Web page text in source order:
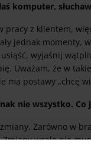
komputer,
pracy z klientem,
jednak momenty,
wyjaśnij
Uważam, że w
ma postawy „chcę
nie wszystko.
Zarówno w
wcale nie
przygotowanym.